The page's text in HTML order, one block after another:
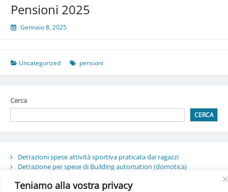
Teniamo alla vostra privacy
Pensioni 2025
Gennaio 8, 2025
Uncategorized pensioni
Cerca
CERCA
Detrazioni spese attività sportiva praticata dai ragazzi
Detrazione per spese di Building automation (domotica)
Gazzetta Ufficiale